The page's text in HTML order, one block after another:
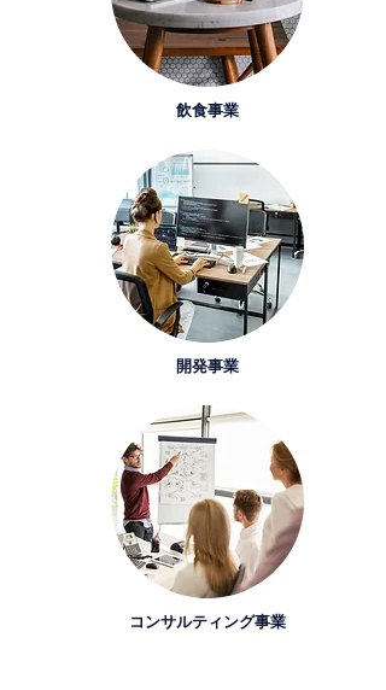
​飲食事業
開発事業
​コンサルティング事業